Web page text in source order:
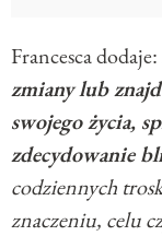
Francesca dodaje:
zmiany lub
swojego życia,
zdecydowanie
codziennych
znaczeniu, celu